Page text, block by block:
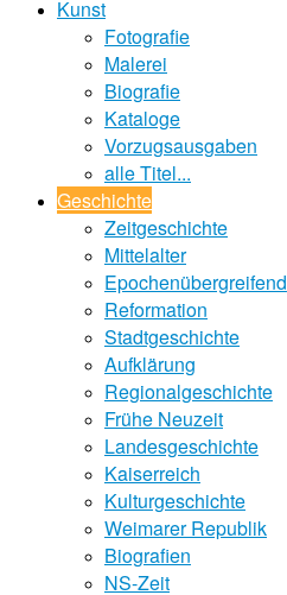
Kunst
Fotografie
Malerei
Biografie
Kataloge
Vorzugsausgaben
alle Titel...
Geschichte
Zeitgeschichte
Mittelalter
Epochenübergreifend
Reformation
Stadtgeschichte
Aufklärung
Regionalgeschichte
Frühe Neuzeit
Landesgeschichte
Kaiserreich
Kulturgeschichte
Weimarer Republik
Biografien
NS-Zeit